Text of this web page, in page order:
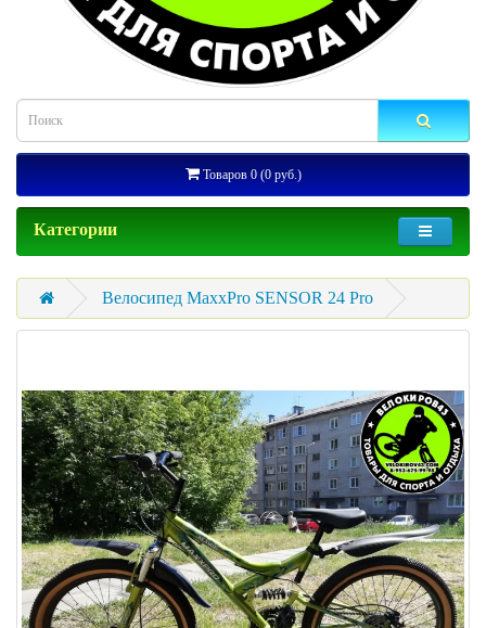
Товаров 0 (0 руб.)
Категории
Велосипед MaxxPro SENSOR 24 Pro